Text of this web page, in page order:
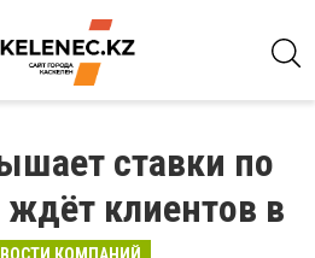
ставки по
клиентов в